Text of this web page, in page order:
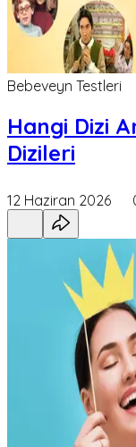
Bebeveyn Testleri
Hangi Dizi
Dizileri
12 Haziran 2026